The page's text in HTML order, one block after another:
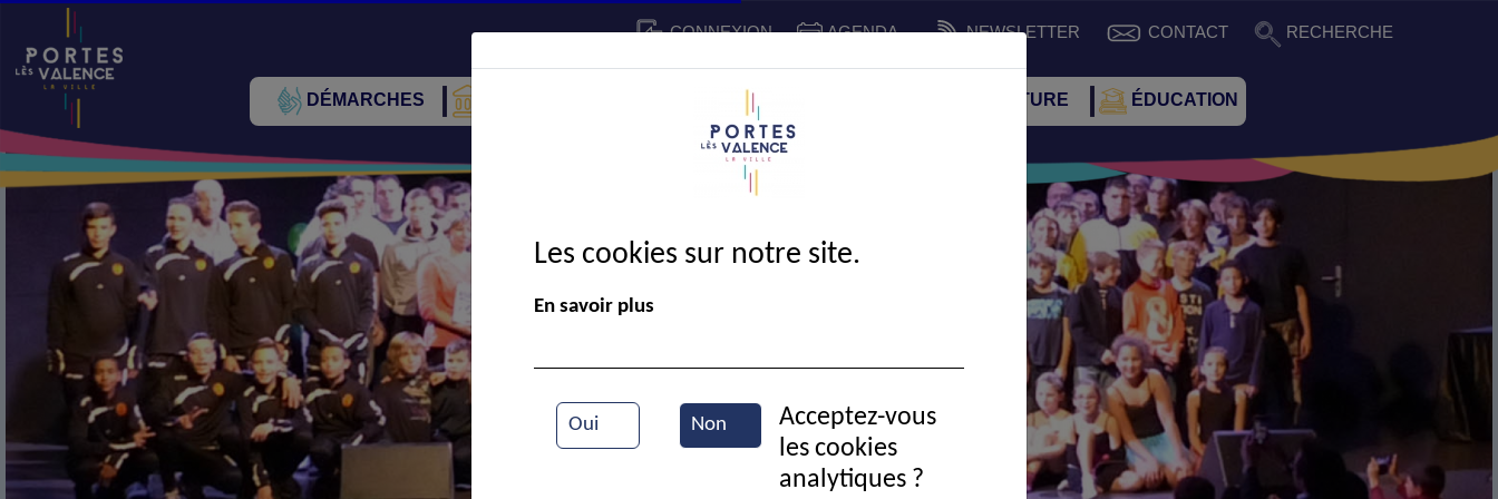
CONNEXION AGENDA NEWSLETTER CONTACT RECHERCHE
DÉMARCHES CADRE DE VIE SPORT ET CULTURE ÉDUCATION
Trophée des sports
Les cookies sur notre site.
En savoir plus
Oui Non
Acceptez-vous
les cookies
analytiques ?